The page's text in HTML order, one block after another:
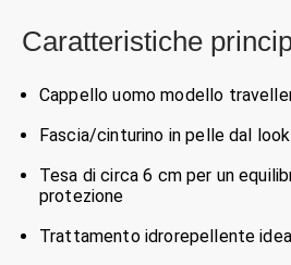
Caratteristiche
Cappello uomo modello
Fascia/cinturino in pelle dal
Tesa di circa 6 cm per un
protezione
Trattamento idrorepellente